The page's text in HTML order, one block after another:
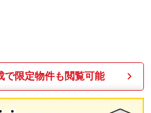
で限定物件も閲覧可能